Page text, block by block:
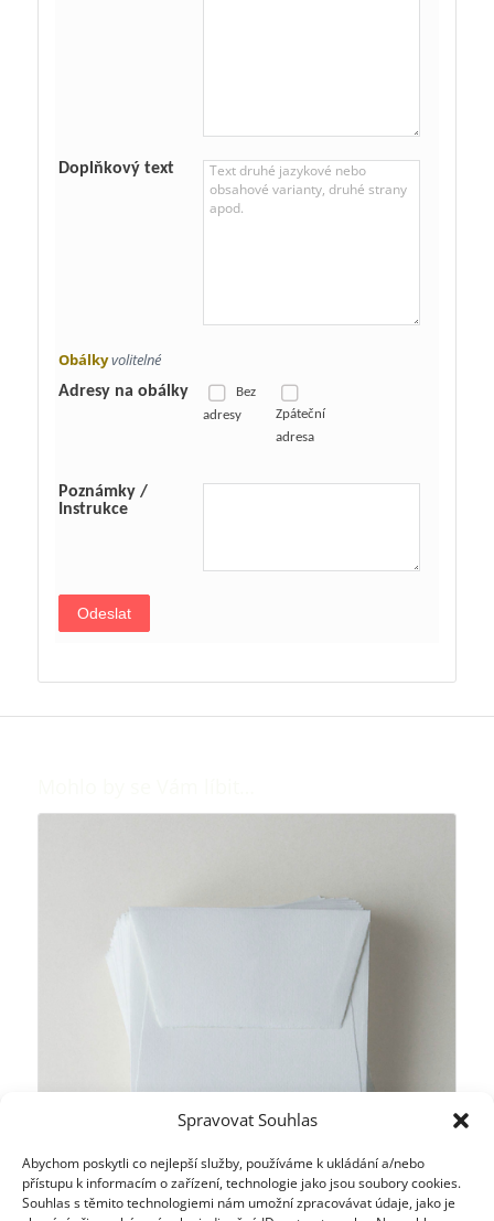
Spravovat Souhlas
Abychom poskytli co nejlepší služby, používáme k ukládání a/nebo
přístupu k informacím o zařízení, technologie jako jsou soubory cookies.
Souhlas s těmito technologiemi nám umožní zpracovávat údaje, jako je
Doplňkový text
Obálkyvolitelné
Adresy na obálky
Bez
adresy
Zpáteční
adresa
Poznámky /
Instrukce
Odeslat